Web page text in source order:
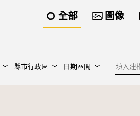
全部 圖像
縣市行政區 日期區間 建檔單